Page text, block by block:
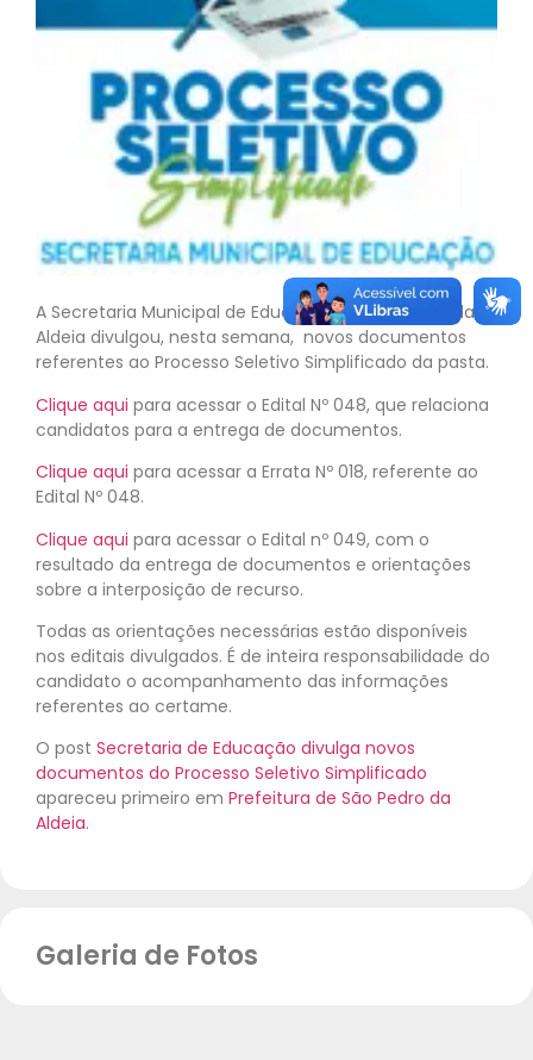
A Secretaria Municipal de Educação de São Pedro da
Aldeia divulgou, nesta semana, novos documentos
referentes ao Processo Seletivo Simplificado da pasta.
Clique aqui para acessar o Edital Nº 048, que relaciona
candidatos para a entrega de documentos.
Clique aqui para acessar a Errata Nº 018, referente ao
Edital Nº 048.
Clique aqui para acessar o Edital nº 049, com o
resultado da entrega de documentos e orientações
sobre a interposição de recurso.
Todas as orientações necessárias estão disponíveis
nos editais divulgados. É de inteira responsabilidade do
candidato o acompanhamento das informações
referentes ao certame.
O post Secretaria de Educação divulga novos
documentos do Processo Seletivo Simplificado
apareceu primeiro em Prefeitura de São Pedro da
Aldeia.
Galeria de Fotos